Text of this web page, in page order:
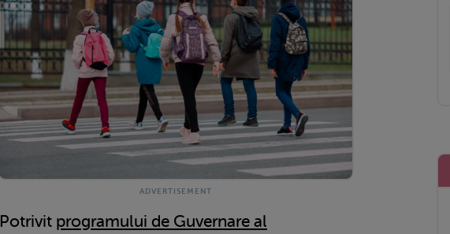
Potrivit programului de Guvernare al